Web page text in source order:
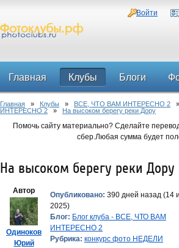
Войти
Главная Клубы Блоги
Форум
Главная » Клубы » ВСЕ, ЧТО ВАМ ИНТЕРЕСНО 2
ИНТЕРЕСНО 2 » На высоком берегу реки Дору
Помочь сайту материально? Сделайте
сбер.Любая сумма будет
На высоком берегу реки Дору
Автор
Одиноков
Юрий
Опубликовано: 390 дней назад (14
2025)
Блог: Блог клуба - ВСЕ, ЧТО ВАМ
ИНТЕРЕСНО 2
Рубрика: конкурс фото НЕДЕЛИ